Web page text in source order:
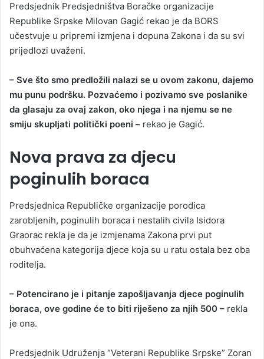
Predsjednik Predsjedništva Boračke organizacije
Republike Srpske Milovan Gagić rekao je da BORS
učestvuje u pripremi izmjena i dopuna Zakona i da su svi
prijedlozi uvaženi.
– Sve što smo predložili nalazi se u ovom zakonu, dajemo
mu punu podršku. Pozvaćemo i pozivamo sve poslanike
da glasaju za ovaj zakon, oko njega i na njemu se ne
smiju skupljati politički poeni – rekao je Gagić.
Nova prava za djecu
poginulih boraca
Predsjednica Republičke organizacije porodica
zarobljenih, poginulih boraca i nestalih civila Isidora
Graorac rekla je da je izmjenama Zakona prvi put
obuhvaćena kategorija djece koja su u ratu ostala bez oba
roditelja.
– Potencirano je i pitanje zapošljavanja djece poginulih
boraca, ove godine će to biti riješeno za njih 500 – rekla
je ona.
Predsjednik Udruženja “Veterani Republike Srpske” Zoran